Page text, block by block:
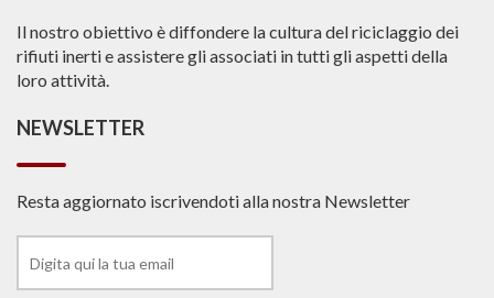
Il nostro obiettivo è diffondere la cultura del riciclaggio dei
rifiuti inerti e assistere gli associati in tutti gli aspetti della
loro attività.
NEWSLETTER
Resta aggiornato iscrivendoti alla nostra Newsletter